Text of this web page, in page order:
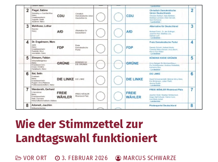
Wie der Stimmzettel zur
Landtagswahl funktioniert
VOR ORT 3. FEBRUAR 2026 MARCUS SCHWARZE